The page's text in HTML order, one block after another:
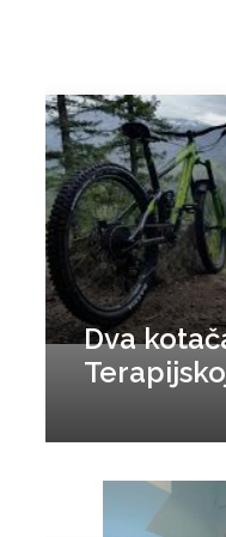
Dva